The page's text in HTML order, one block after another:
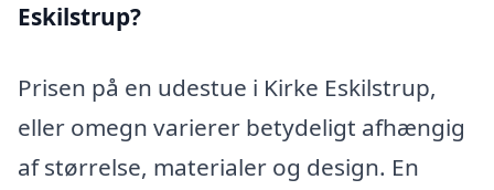
Eskilstrup?
Prisen på en udestue i Kirke Eskilstrup,
eller omegn varierer betydeligt afhængig
af størrelse, materialer og design. En